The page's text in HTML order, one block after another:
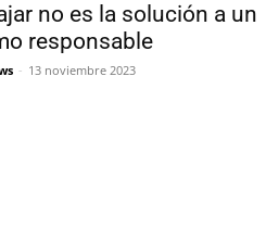
no es la solución a un
responsable
- 13 noviembre 2023